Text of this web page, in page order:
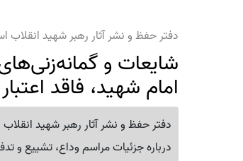
دفتر حفظ و نشر آثار رهبر شهید انقلاب
شایعات و
امام شهید، فاقد
دفتر حفظ و نشر آثار رهبر شهید
درباره‌ جزئیات مراسم وداع، تشییع و